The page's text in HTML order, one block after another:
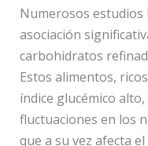
Numerosos estudios
asociación
carbohidratos
Estos alimentos,
índice glucémico
fluctuaciones en los
que a su vez afecta